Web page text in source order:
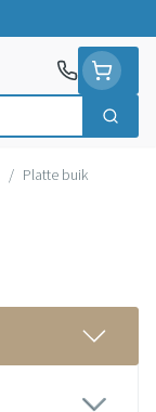
Zoek
/ Platte buik